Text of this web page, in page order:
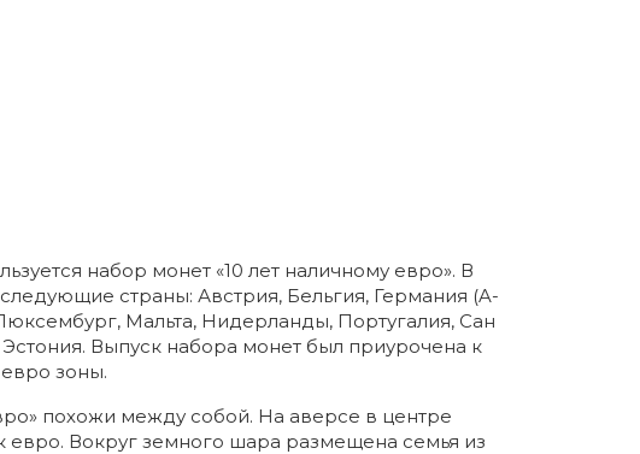
набор монет «10 лет наличному евро». В
страны: Австрия, Бельгия, Германия (A-
Мальта, Нидерланды, Португалия, Сан
Выпуск набора монет был приурочена к
зоны.
похожи между собой. На аверсе в центре
Вокруг земного шара размещена семья из